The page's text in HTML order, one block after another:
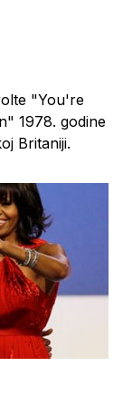
"You're
1978. godine
Britaniji.